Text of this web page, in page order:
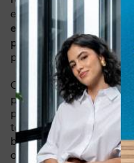
enquanto
o bico
elegante. Já
a peça com
pés de forma
perfeito e um caminhar
Com umsalto de 7,5 cm
para alongar a silhueta e
peso leve de apenas
todo o dia, sem abrir mão
buscam um calçado
ocasiões, desde um dia